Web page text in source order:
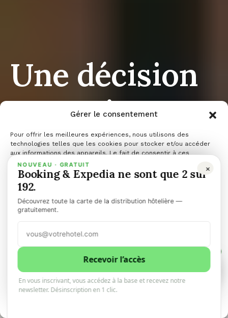
Gérer le consentement
Pour offrir les meilleures expériences, nous utilisons des
technologies telles que les cookies pour stocker et/ou accéder
aux informations des appareils. Le fait de consentir à ces
technologies nous permettra de traiter des données telles que le
comportement de navigation ou les ID uniques sur ce site. Le fait
de ne pas consentir ou de retirer son consentement peut avoir un
effet négatif sur certaines caractéristiques et fonctions.
Gérer les services
Accepter
Refuser
Voir les préférences
Une décision
RM qui
semble
logique peut
coûter très
cher
×
NOUVEAU · GRATUIT
Booking & Expedia ne sont que 2 sur
192.
Découvrez toute la carte de la distribution hôtelière —
gratuitement.
Recevoir l’accès
En vous inscrivant, vous accédez à la base et recevez notre
newsletter. Désinscription en 1 clic.